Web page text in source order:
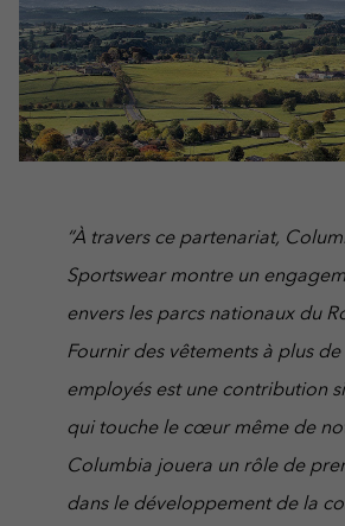
“À travers ce partenariat,
Sportswear montre un
envers les parcs nationaux du
Fournir des vêtements à plus de
employés est une contribution
qui touche le cœur même de
Columbia jouera un rôle de
dans le développement de la